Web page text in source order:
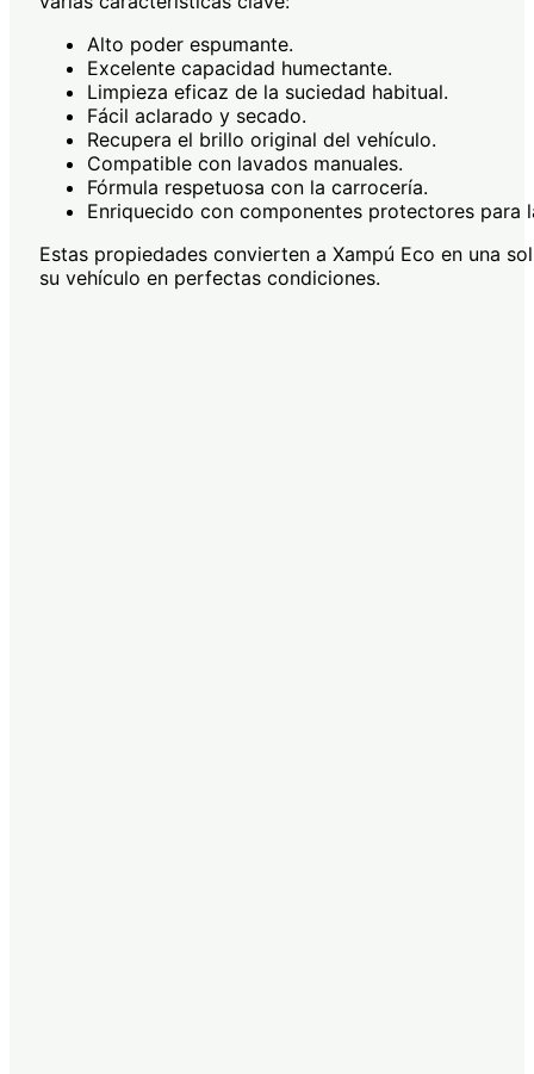
Alto poder espumante.
Excelente capacidad humectante.
Limpieza eficaz de la suciedad habitual.
Fácil aclarado y secado.
Recupera el brillo original del vehículo.
Compatible con lavados manuales.
Fórmula respetuosa con la carrocería.
Enriquecido con componentes protectores para
Estas propiedades convierten a Xampú Eco en una
su vehículo en perfectas condiciones.